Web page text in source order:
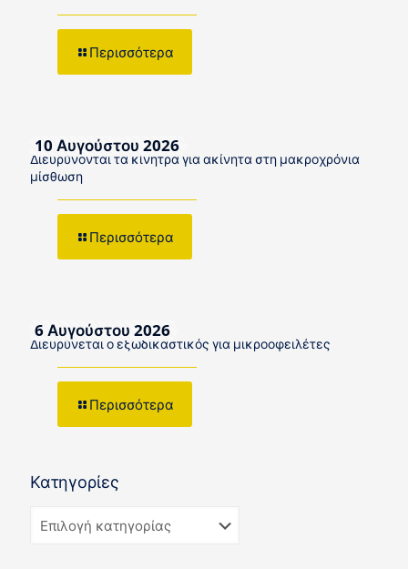
Περισσότερα
10 Αυγούστου 2026
Διευρύνονται τα κίνητρα για ακίνητα στη μακροχρόνια
μίσθωση
Περισσότερα
6 Αυγούστου 2026
Διευρύνεται ο εξωδικαστικός για μικροοφειλέτες
Περισσότερα
Κατηγορίες